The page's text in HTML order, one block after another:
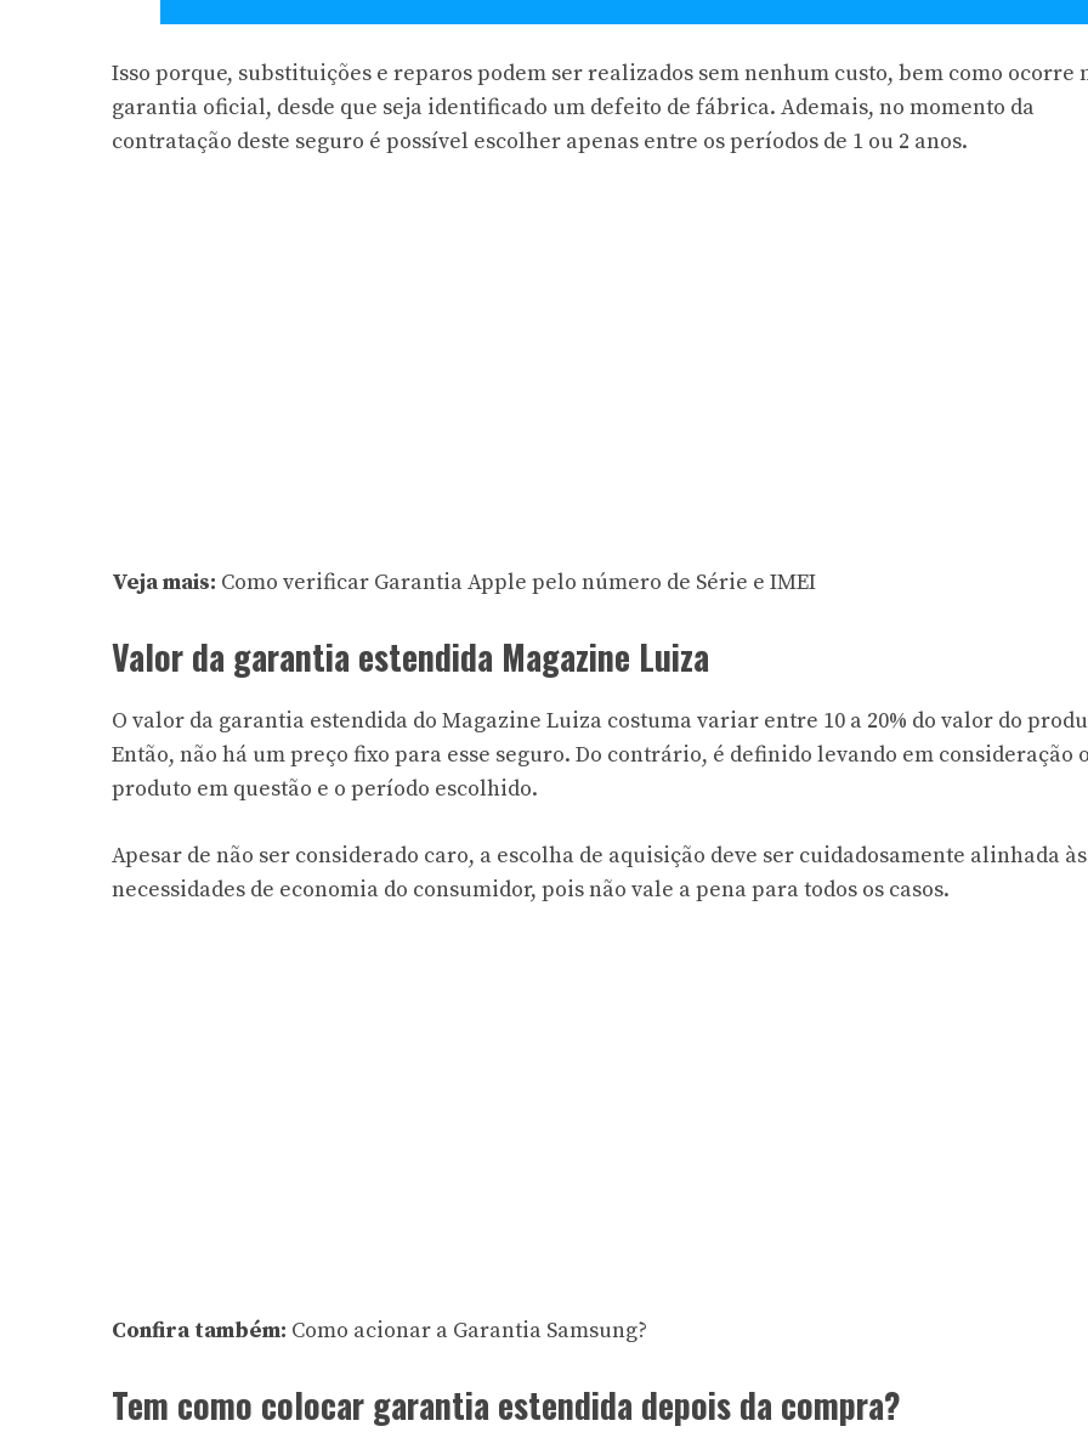
Isso porque, substituições e reparos podem ser realizados sem nenhum custo, bem como ocorre
garantia oficial, desde que seja identificado um defeito de fábrica. Ademais, no momento da
contratação deste seguro é possível escolher apenas entre os períodos de 1 ou 2 anos.
Veja mais: Como verificar Garantia Apple pelo número de Série e IMEI
Valor da garantia estendida Magazine Luiza
O valor da garantia estendida do Magazine Luiza costuma variar entre 10 a 20% do valor do
Então, não há um preço fixo para esse seguro. Do contrário, é definido levando em consideração
produto em questão e o período escolhido.
Apesar de não ser considerado caro, a escolha de aquisição deve ser cuidadosamente alinhada às
necessidades de economia do consumidor, pois não vale a pena para todos os casos.
Confira também: Como acionar a Garantia Samsung?
Tem como colocar garantia estendida depois da compra?